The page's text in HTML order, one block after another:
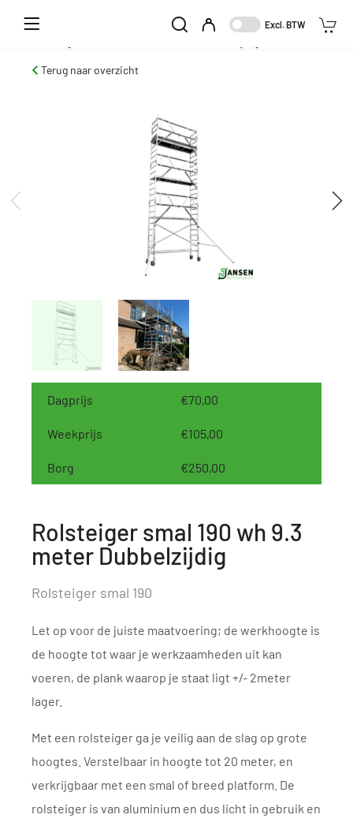
Excl. BTW
Rolsteiger Smal
Rolsteiger Smal 075 x 190 Dubbelzijdig
Terug naar overzicht
Dagprijs €70,00
Weekprijs €105,00
Borg €250,00
Rolsteiger smal 190 wh 9.3
meter Dubbelzijdig
Rolsteiger smal 190
Let op voor de juiste maatvoering; de werkhoogte is
de hoogte tot waar je werkzaamheden uit kan
voeren, de plank waarop je staat ligt +/- 2meter
lager.
Met een rolsteiger ga je veilig aan de slag op grote
hoogtes. Verstelbaar in hoogte tot 20 meter, en
verkrijgbaar met een smal of breed platform. De
rolsteiger is van aluminium en dus licht in gebruik en